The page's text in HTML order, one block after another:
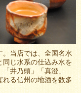
当店では、全国名水
じ水系の仕込み水を
井乃頭」「真澄」
る信州の地酒を数多